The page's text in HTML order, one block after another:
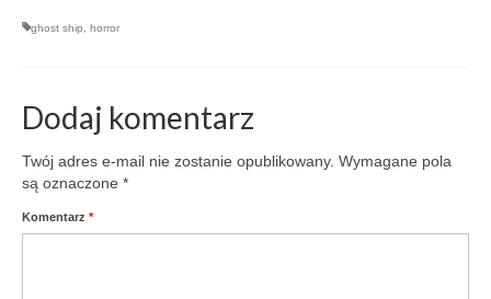
dokument. Z materiałów
znalezionych w sieci
duńskiej bazie w
Afganistanie. Zatem
składam operatorom
biorącym…
ghost ship, horror
Dodaj komentarz
Twój adres e-mail nie zostanie opublikowany. Wymagane pola
są oznaczone *
Komentarz *